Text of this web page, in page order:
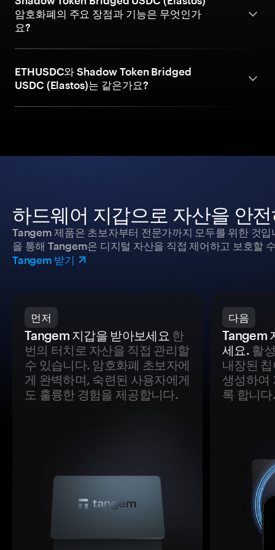
암호화폐의 주요 장점과 기능은 무엇인가
요?
ETHUSDC와 Shadow Token Bridged
USDC (Elastos)는 같은가요?
하드웨어 지갑으로 자산을 안
Tangem 제품은 초보자부터 전문가까지 모두를 위한 것
을 통해 Tangem은 디지털 자산을 직접 제어하고 보호할
Tangem 받기
먼저
Tangem 지갑을 받아보세요 한
번의 터치로 자산을 직접 관리할
수 있습니다. 암호화폐 초보자에
게 완벽하며, 숙련된 사용자에게
도 훌륭한 경험을 제공합니다.
다음
Tangem
세요.활
내장된
생성하여
록 합니다.